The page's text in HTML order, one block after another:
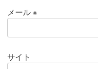
メール※
サイト